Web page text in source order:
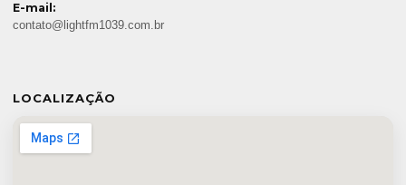
E-mail:
contato@lightfm1039.com.br
LOCALIZAÇÃO